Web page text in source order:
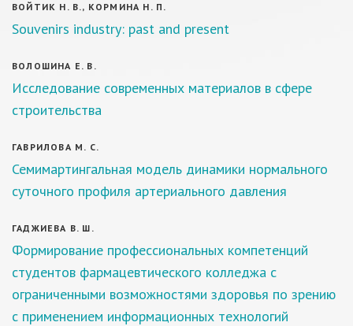
ВОЙТИК Н. В., КОРМИНА Н. П.
Souvenirs industry: past and present
ВОЛОШИНА Е. В.
Исследование современных материалов в сфере
строительства
ГАВРИЛОВА М. С.
Семимартингальная модель динамики нормального
суточного профиля артериального давления
ГАДЖИЕВА В. Ш.
Формирование профессиональных компетенций
студентов фармацевтического колледжа с
ограниченными возможностями здоровья по зрению
с применением информационных технологий